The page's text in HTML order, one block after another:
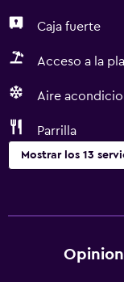
Caja fuerte
Acceso a la
Aire
Parrilla
Mostrar los 13
Wifi gratis